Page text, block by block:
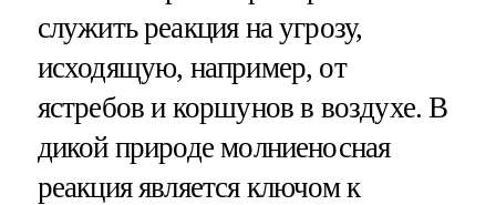
служить реакция на угрозу,
исходящую, например, от
ястребов и коршунов в воздухе. В
дикой природе молниеносная
реакция является ключом к